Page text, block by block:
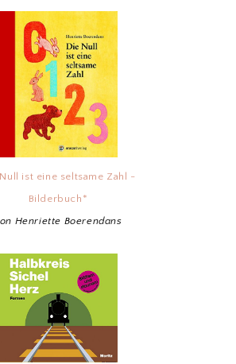
ist eine seltsame Zahl -
Bilderbuch*
Henriette Boerendans